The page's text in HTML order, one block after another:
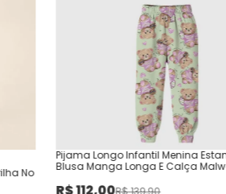
No
Pijama Longo Infantil Menina
Blusa Manga Longa E Calça
R$112,00R$139,90